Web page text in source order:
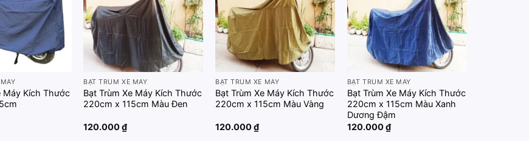
Máy Kích Thước
BẠT TRÙM XE MÁY
Bạt Trùm Xe Máy Kích Thước
220cm x 115cm Màu Đen
120.000₫
BẠT TRÙM XE MÁY
Bạt Trùm Xe Máy Kích Thước
220cm x 115cm Màu Vàng
120.000₫
BẠT TRÙM XE MÁY
Bạt Trùm Xe Máy Kích Thước
220cm x 115cm Màu Xanh
Dương Đậm
120.000₫